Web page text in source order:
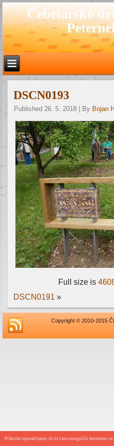
Čebelarsko
DSCN0193
Published 26. 5. 2018 By Bojan
Full size is
DSCN0191 »
Copyright © 2010-2015
Piškotke uporabljamo, da bi vam omogočili nemoteno